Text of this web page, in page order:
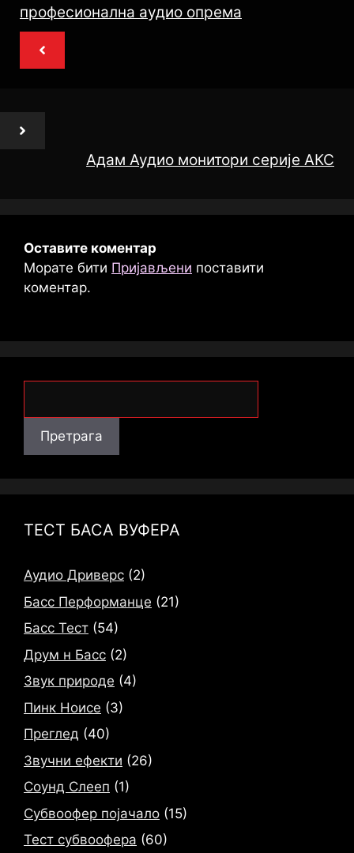
професионална аудио опрема
Адам Аудио монитори серије АКС
Оставите коментар
Морате бити Пријављени поставити
коментар.
Претрага
ТЕСТ БАСА ВУФЕРА
Аудио Дриверс (2)
Басс Перформанце (21)
Басс Тест (54)
Друм н Басс (2)
Звук природе (4)
Пинк Ноисе (3)
Преглед (40)
Звучни ефекти (26)
Соунд Слееп (1)
Субвоофер појачало (15)
Тест субвоофера (60)